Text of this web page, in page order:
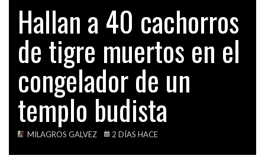
TECH
VIDEOS
SANDRA ÁVILA BELTRÁN LA AUTÉNTICA ‘REINA
DEL…
OPINIÓN
UN FALSO ÍDOLO DE BARRO LLAMADO ‘POPY…
DENUNCIA
LA REPORTERA MAYRA ALBÁN TIENE QUE
RESPONDER…
Hallan a 40 cachorros
de tigre muertos en el
congelador de un
templo budista
MILAGROS GALVEZ 2 DÍAS HACE